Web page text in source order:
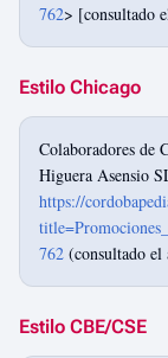
762> [consultado
Estilo Chicago
Colaboradores de
Higuera Asensio
https://
762 (consultado el
Estilo CBE/CSE